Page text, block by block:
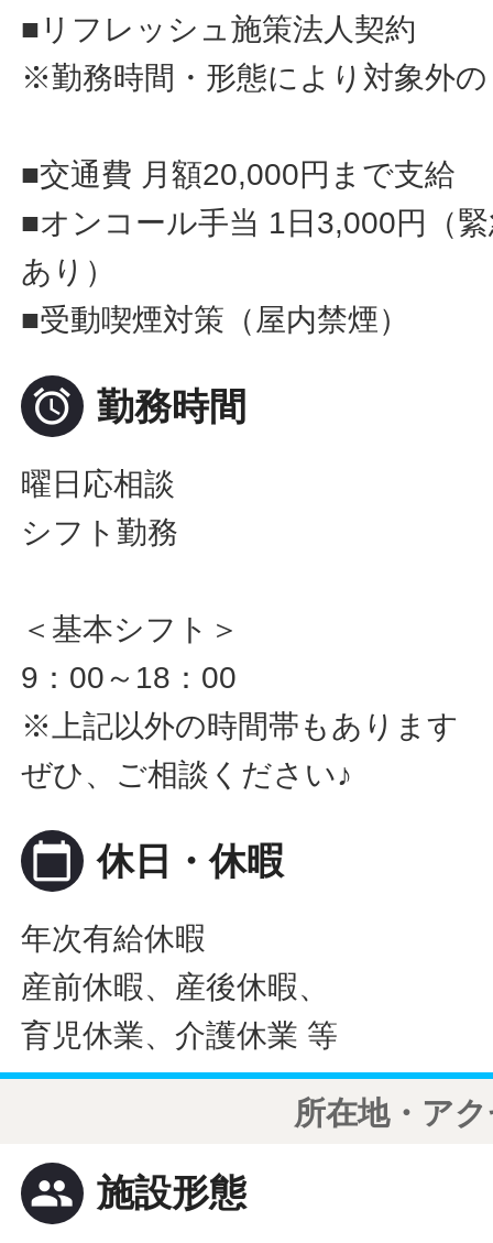
■リフレッシュ施策法人契約
※勤務時間・形態により対象外
■交通費 月額20,000円まで支給
■オンコール手当 1日3,000円（
あり）
■受動喫煙対策（屋内禁煙）
 勤務時間
曜日応相談
シフト勤務
＜基本シフト＞
9：00～18：00
※上記以外の時間帯もあります
ぜひ、ご相談ください♪
calendar_today 休日・休暇
年次有給休暇
産前休暇、産後休暇、
育児休業、介護休業 等
所在地・ア
people 施設形態